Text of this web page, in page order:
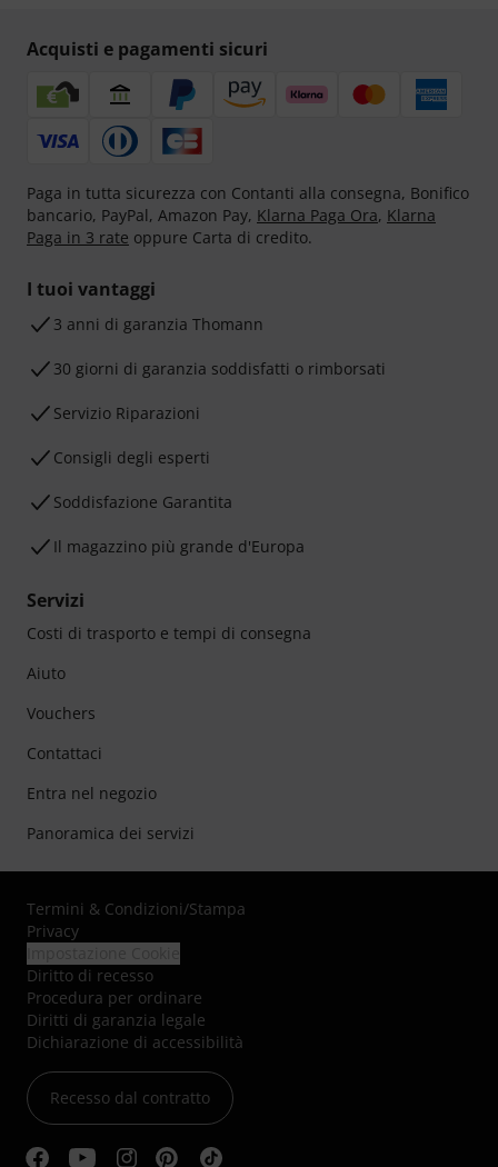
Acquisti e pagamenti sicuri
Paga in tutta sicurezza con Contanti alla consegna, Bonifico
bancario, PayPal, Amazon Pay, Klarna Paga Ora, Klarna
Paga in 3 rate oppure Carta di credito.
I tuoi vantaggi
3 anni di garanzia Thomann
30 giorni di garanzia soddisfatti o rimborsati
Servizio Riparazioni
Consigli degli esperti
Soddisfazione Garantita
Il magazzino più grande d'Europa
Servizi
Costi di trasporto e tempi di consegna
Aiuto
Vouchers
Contattaci
Entra nel negozio
Panoramica dei servizi
Termini & Condizioni/Stampa
Privacy
Diritto di recesso
Procedura per ordinare
Diritti di garanzia legale
Dichiarazione di accessibilità
Recesso dal contratto